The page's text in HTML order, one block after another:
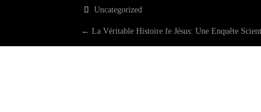
Uncategorized
P
← La Véritable Histoire fe Jésus: Une Enquête